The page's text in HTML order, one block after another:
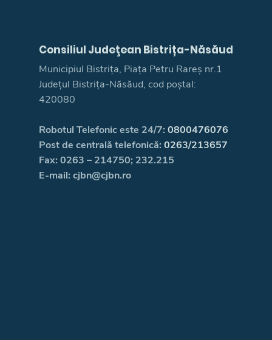
Consiliul Judeţean Bistrița-Năsăud
Municipiul Bistrița, Piața Petru Rareș nr.1
Județul Bistrița-Năsăud, cod poștal:
420080
Robotul Telefonic este 24/7: 0800476076
Post de centrală telefonică: 0263/213657
Fax: 0263 – 214750; 232.215
E-mail: cjbn@cjbn.ro